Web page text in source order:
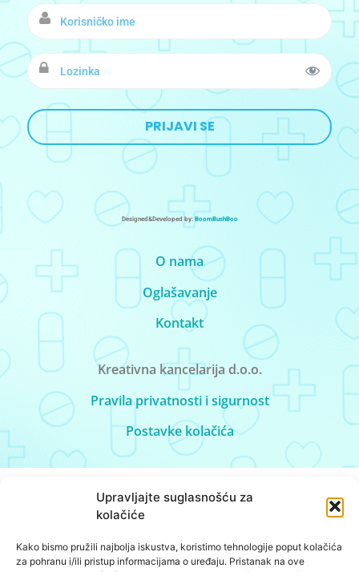
Upravljajte suglasnošću za
kolačiće
Kako bismo pružili najbolja iskustva, koristimo tehnologije poput kolačića
za pohranu i/ili pristup informacijama o uređaju. Pristanak na ove
Designed&Developed by: BoomBushBoo
O nama
Oglašavanje
Kontakt
Kreativna kancelarija d.o.o.
Pravila privatnosti i sigurnost
Postavke kolačića